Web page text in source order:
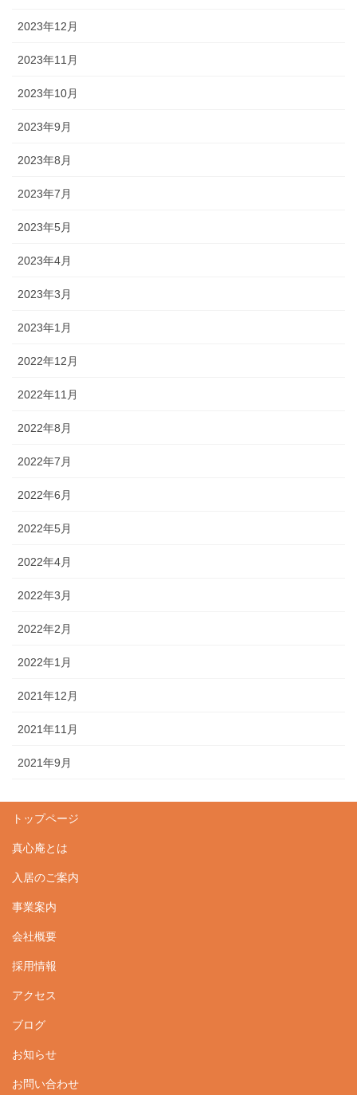
2023年12月
2023年11月
2023年10月
2023年9月
2023年8月
2023年7月
2023年5月
2023年4月
2023年3月
2023年1月
2022年12月
2022年11月
2022年8月
2022年7月
2022年6月
2022年5月
2022年4月
2022年3月
2022年2月
2022年1月
2021年12月
2021年11月
2021年9月
トップページ
真心庵とは
入居のご案内
事業案内
会社概要
採用情報
アクセス
ブログ
お知らせ
お問い合わせ